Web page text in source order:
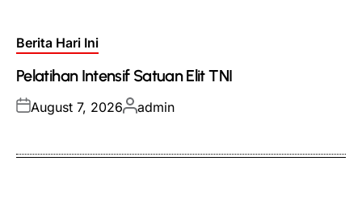
Posted
Berita Hari Ini
Pelatihan Intensif Satuan Elit TNI
Posted
August 7, 2026Posted
admin